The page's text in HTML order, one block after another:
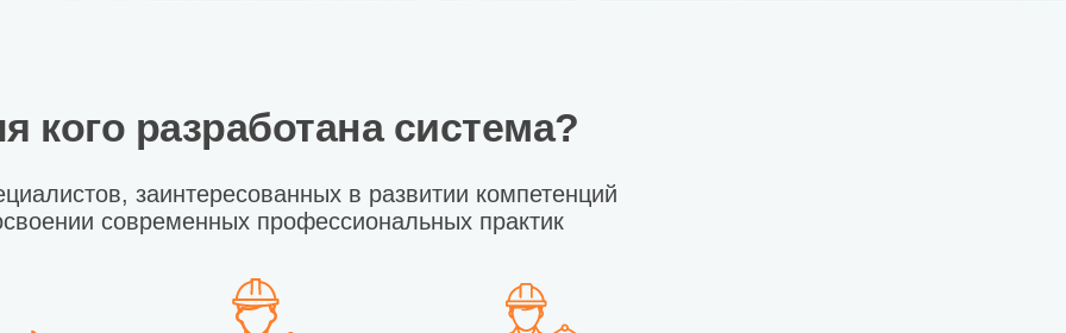
кого разработана система?
заинтересованных в развитии компетенций
современных профессиональных практик